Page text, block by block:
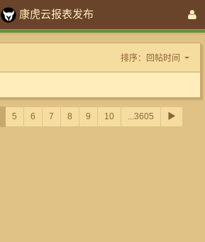
康虎云报表发布
排序： 回帖时间
5 6 7 8 9 10 ...3605 ▶